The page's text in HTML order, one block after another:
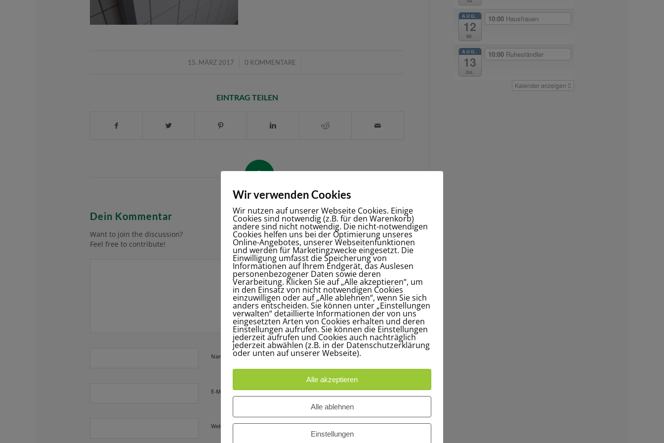
15. MÄRZ 2017
/ 0 KOMMENTARE
/
EINTRAG TEILEN
0
KOMMENTARE
Dein Kommentar
Want to join the discussion?
Feel free to contribute!
Name
E-Mail-Adresse*
Website
AUG.
12
Mi.
10:00 Hausfrauen
AUG.
13
Do.
10:00 Ruheständler
Kalender anzeigen
Wir verwenden Cookies
Wir nutzen auf unserer Webseite Cookies. Einige
Cookies sind notwendig (z.B. für den Warenkorb)
andere sind nicht notwendig. Die nicht-notwendigen
Cookies helfen uns bei der Optimierung unseres
Online-Angebotes, unserer Webseitenfunktionen
und werden für Marketingzwecke eingesetzt. Die
Einwilligung umfasst die Speicherung von
Informationen auf Ihrem Endgerät, das Auslesen
personenbezogener Daten sowie deren
Verarbeitung. Klicken Sie auf „Alle akzeptieren“, um
in den Einsatz von nicht notwendigen Cookies
einzuwilligen oder auf „Alle ablehnen“, wenn Sie sich
anders entscheiden. Sie können unter „Einstellungen
verwalten“ detaillierte Informationen der von uns
eingesetzten Arten von Cookies erhalten und deren
Einstellungen aufrufen. Sie können die Einstellungen
jederzeit aufrufen und Cookies auch nachträglich
jederzeit abwählen (z.B. in der Datenschutzerklärung
oder unten auf unserer Webseite).
Alle akzeptieren
Alle ablehnen
Einstellungen